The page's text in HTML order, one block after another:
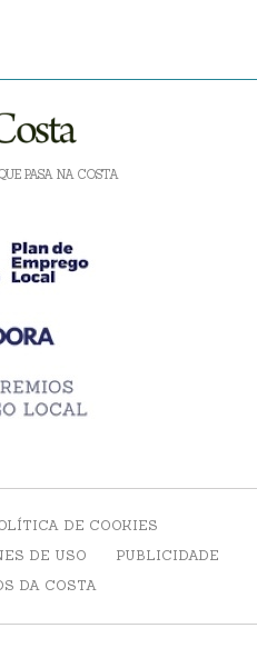
PASA NA COSTA
DE COOKIES
DE USO
PUBLICIDADE
DA COSTA